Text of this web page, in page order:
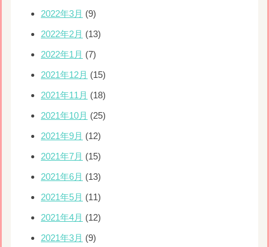
2022年3月 (9)
2022年2月 (13)
2022年1月 (7)
2021年12月 (15)
2021年11月 (18)
2021年10月 (25)
2021年9月 (12)
2021年7月 (15)
2021年6月 (13)
2021年5月 (11)
2021年4月 (12)
2021年3月 (9)